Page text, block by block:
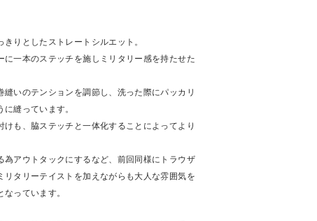
りとしたストレートシルエット。
に一本のステッチを施しミリタリー感を持たせた
縫いのテンションを調節し、洗った際にパッカリ
縫っています。
けも、脇ステッチと一体化することによってより
為アウトタックにするなど、前回同様にトラウザ
リタリーテイストを加えながらも大人な雰囲気を
っています。